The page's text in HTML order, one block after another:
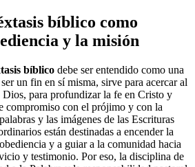
bíblico como
y la misión
bíblico debe ser entendido como una
un fin en sí misma, sirve para acercar al
para profundizar la fe en Cristo y
compromiso con el prójimo y con la
y las imágenes de las Escrituras
están destinadas a encender la
y a guiar a la comunidad hacia
y testimonio. Por eso, la disciplina de